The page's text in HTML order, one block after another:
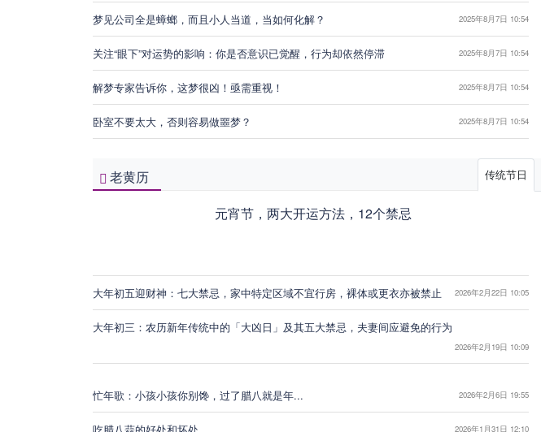
梦见公司全是蟑螂，而且小人当道，当如何化解？ 2025年8月7日 10:54
关注“眼下”对运势的影响：你是否意识已觉醒，行为却依然停滞 2025年8月7日 10:54
解梦专家告诉你，这梦很凶！亟需重视！ 2025年8月7日 10:54
卧室不要太大，否则容易做噩梦？ 2025年8月7日 10:54
老黄历 传统节日
元宵节，两大开运方法，12个禁忌
大年初五迎财神：七大禁忌，家中特定区域不宜行房，裸体或更衣亦被禁止 2026年2月22日 10:05
大年初三：农历新年传统中的「大凶日」及其五大禁忌，夫妻间应避免的行为
2026年2月19日 10:09
忙年歌：小孩小孩你别馋，过了腊八就是年... 2026年2月6日 19:55
2026年1月31日 12:10